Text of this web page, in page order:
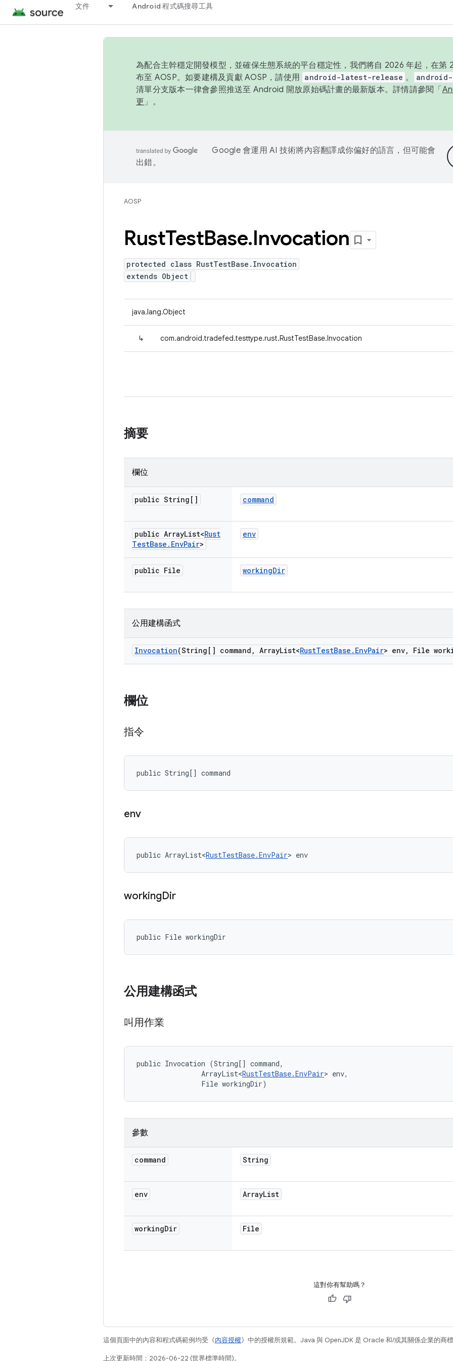
文件 Android 程式碼搜尋工具
為配合主幹穩定開發模型，並確保生態系統的平台穩定性，我們將自 2026 年起，在第
布至 AOSP。如要建構及貢獻 AOSP，請使用 android-latest-release 。
清單分支版本一律會參照推送至 Android 開放原始碼計畫的最新版本。詳情請參閱「
更 」。
Google 會運用 AI 技術將內容翻譯成你偏好的語言，但可能會
出錯。
AOSP
RustTestBase.Invocation
protected class RustTestBase.Invocation
extends Object
java.lang.Object
↳ com.android.tradefed.testtype.rust.RustTestBase.Invocation
摘要
欄位
public String[] command
public ArrayList<Rust
TestBase . EnvPair>
env
public File workingDir
公用建構函式
Invocation(String[] command , ArrayList<RustTestBase . EnvPair> env, File
欄位
指令
public String[] command
env
public ArrayList<RustTestBase.EnvPair> env
workingDir
public File workingDir
公用建構函式
叫用作業
public Invocation (String[] command,
                ArrayList<
RustTestBase.EnvPair> env,
                File workingDir)
參數
command String
env ArrayList
workingDir File
這對你有幫助嗎？
這個頁面中的內容和程式碼範例均受《內容授權》中的授權所規範。Java 與 OpenJDK 是 Oracle 和/或其關係企業的商標
上次更新時間：2026-06-22 (世界標準時間)。